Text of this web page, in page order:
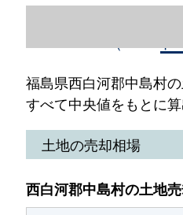
福島県西白河郡中島村
すべて中央値をもとに算
土地の売却相場
西白河郡中島村の土地売